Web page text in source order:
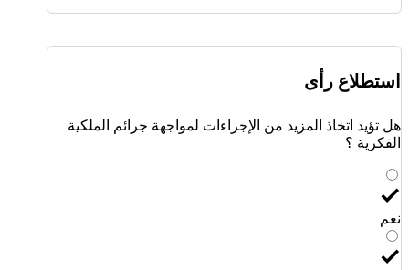
استطلاع رأى
هل تؤيد اتخاذ المزيد من الإجراءات لمواجهة جرائم الملكية
الفكرية ؟
نعم